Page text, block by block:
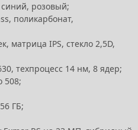
розовый;
поликарбонат,
матрица IPS, стекло 2,5D,
техпроцесс 14 нм, 8 ядер;
508;
ГБ;